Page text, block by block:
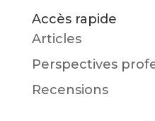
Accès rapide
Articles
Perspectives
Recensions